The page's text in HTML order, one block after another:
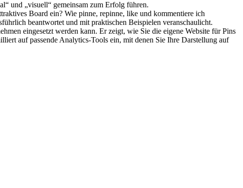
und „visuell“ gemeinsam zum Erfolg führen.
Board ein? Wie pinne, repinne, like und kommentiere ich
beantwortet und mit praktischen Beispielen veranschaulicht.
eingesetzt werden kann. Er zeigt, wie Sie die eigene Website für Pins
auf passende Analytics-Tools ein, mit denen Sie Ihre Darstellung auf